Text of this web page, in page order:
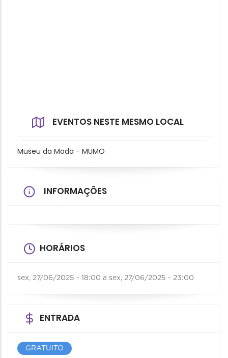
EVENTOS NESTE MESMO LOCAL
Museu da Moda - MUMO
INFORMAÇÕES
HORÁRIOS
sex, 27/06/2025 - 18:00 a sex, 27/06/2025 - 23:00
ENTRADA
GRATUITO